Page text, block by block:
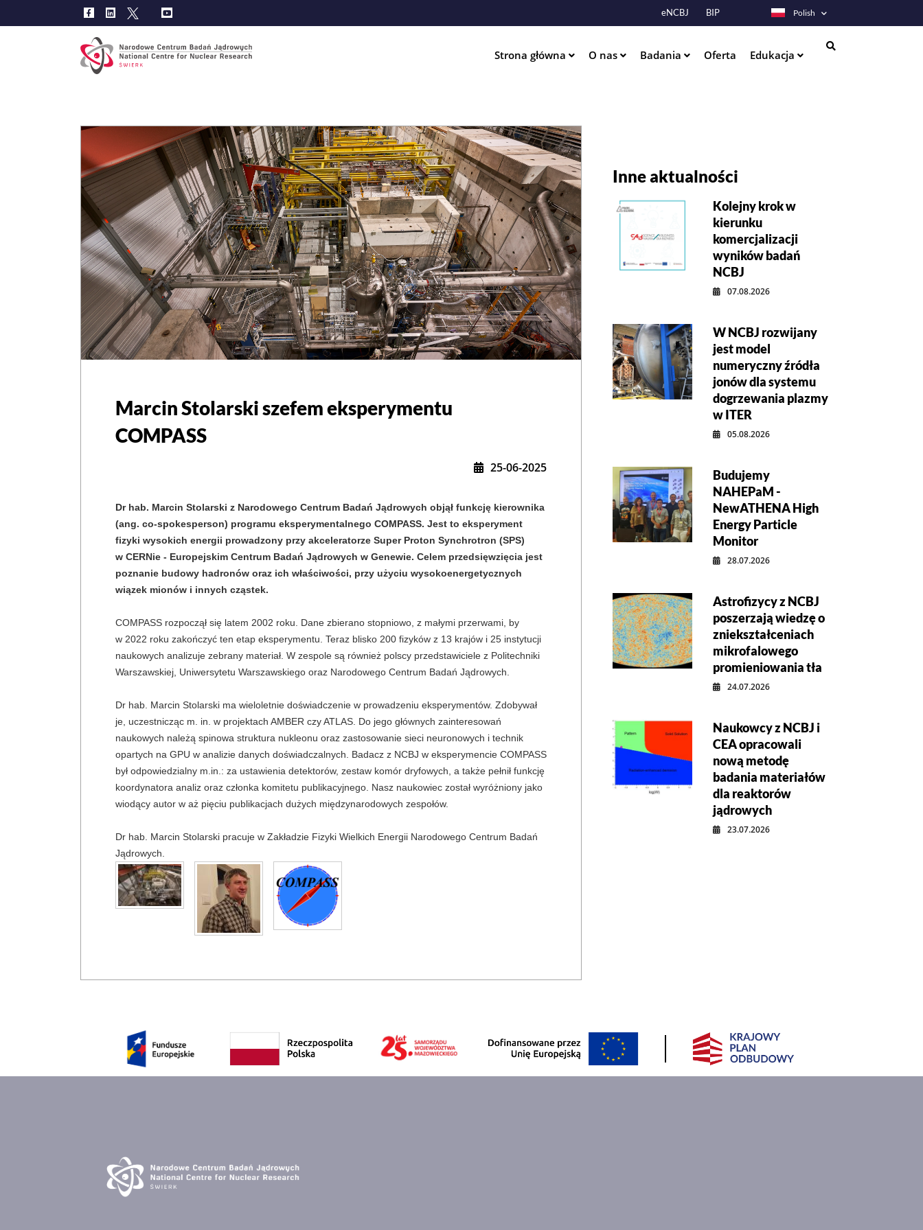
eNCBJ BIP Polish
Strona główna O nas Badania Oferta Edukacja
Marcin Stolarski szefem eksperymentu
COMPASS
25-06-2025
Dr hab. Marcin Stolarski z Narodowego Centrum Badań Jądrowych objął funkcję kierownika
(ang. co-spokesperson) programu eksperymentalnego COMPASS. Jest to eksperyment
fizyki wysokich energii prowadzony przy akceleratorze Super Proton Synchrotron (SPS)
w CERNie - Europejskim Centrum Badań Jądrowych w Genewie. Celem przedsięwzięcia jest
poznanie budowy hadronów oraz ich właściwości, przy użyciu wysokoenergetycznych
wiązek mionów i innych cząstek.
COMPASS rozpoczął się latem 2002 roku. Dane zbierano stopniowo, z małymi przerwami, by
w 2022 roku zakończyć ten etap eksperymentu. Teraz blisko 200 fizyków z 13 krajów i 25 instytucji
naukowych analizuje zebrany materiał. W zespole są również polscy przedstawiciele z Politechniki
Warszawskiej, Uniwersytetu Warszawskiego oraz Narodowego Centrum Badań Jądrowych.
Dr hab. Marcin Stolarski ma wieloletnie doświadczenie w prowadzeniu eksperymentów. Zdobywał
je, uczestnicząc m. in. w projektach AMBER czy ATLAS. Do jego głównych zainteresowań
naukowych należą spinowa struktura nukleonu oraz zastosowanie sieci neuronowych i technik
opartych na GPU w analizie danych doświadczalnych. Badacz z NCBJ w eksperymencie COMPASS
był odpowiedzialny m.in.: za ustawienia detektorów, zestaw komór dryfowych, a także pełnił funkcję
koordynatora analiz oraz członka komitetu publikacyjnego. Nasz naukowiec został wyróżniony jako
wiodący autor w aż pięciu publikacjach dużych międzynarodowych zespołów.
Dr hab. Marcin Stolarski pracuje w Zakładzie Fizyki Wielkich Energii Narodowego Centrum Badań
Jądrowych.
Inne aktualności
Kolejny krok w
kierunku
komercjalizacji
wyników badań
NCBJ
07.08.2026
W NCBJ rozwijany
jest model
numeryczny źródła
jonów dla systemu
dogrzewania plazmy
w ITER
05.08.2026
Budujemy
NAHEPaM -
NewATHENA High
Energy Particle
Monitor
28.07.2026
Astrofizycy z NCBJ
poszerzają wiedzę o
zniekształceniach
mikrofalowego
promieniowania tła
24.07.2026
Naukowcy z NCBJ i
CEA opracowali
nową metodę
badania materiałów
dla reaktorów
jądrowych
23.07.2026